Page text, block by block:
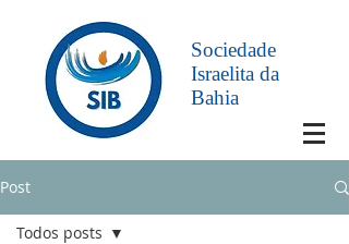
Sociedade
Israelita da
Bahia
Post
Todos posts